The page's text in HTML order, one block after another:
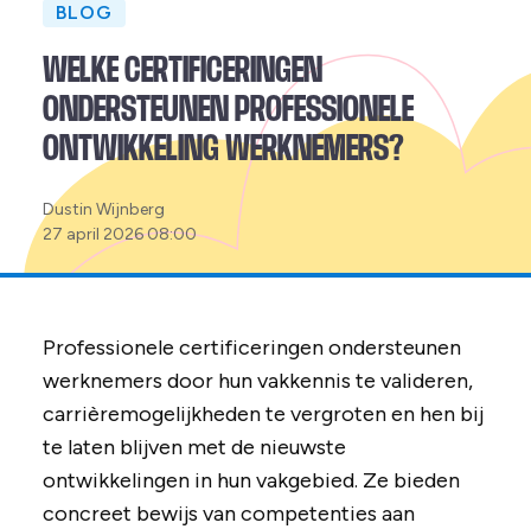
BLOG
WELKE CERTIFICERINGEN
ONDERSTEUNEN PROFESSIONELE
ONTWIKKELING WERKNEMERS?
Posted
by:
Dustin Wijnberg
27 april 2026 08:00
Professionele certificeringen ondersteunen
werknemers door hun vakkennis te valideren,
carrièremogelijkheden te vergroten en hen bij
te laten blijven met de nieuwste
ontwikkelingen in hun vakgebied. Ze bieden
concreet bewijs van competenties aan